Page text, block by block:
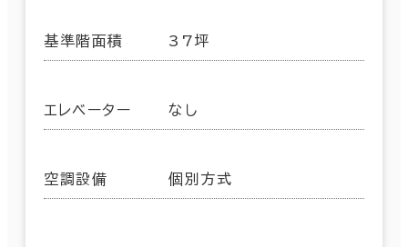
基準階面積 37坪
エレベーター なし
空調設備 個別方式